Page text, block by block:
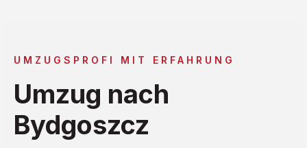
UMZUGSPROFI MIT ERFAHRUNG
Umzug nach
Bydgoszcz